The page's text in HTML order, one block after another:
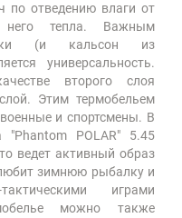
по отведению влаги от
тепла. Важным
(и кальсон из
универсальность.
второго слоя
Этим термобельем
и спортсмены. В
POLAR" 5.45
ведет активный образ
зимнюю рыбалку и
играми
можно также